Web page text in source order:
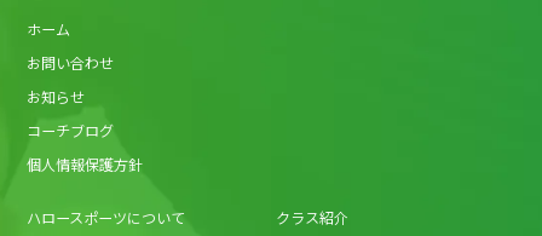
ホーム
お問い合わせ
お知らせ
コーチブログ
個人情報保護方針
ハロースポーツについて クラス紹介